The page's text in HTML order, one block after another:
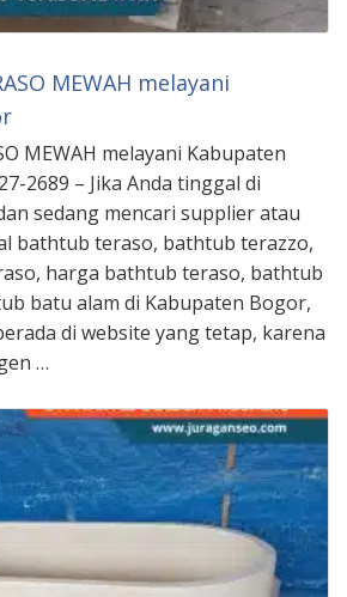
MEWAH melayani
MEWAH melayani Kabupaten
2689 – Jika Anda tinggal di
sedang mencari supplier atau
bathtub teraso, bathtub terazzo,
harga bathtub teraso, bathtub
batu alam di Kabupaten Bogor,
di website yang tetap, karena
…